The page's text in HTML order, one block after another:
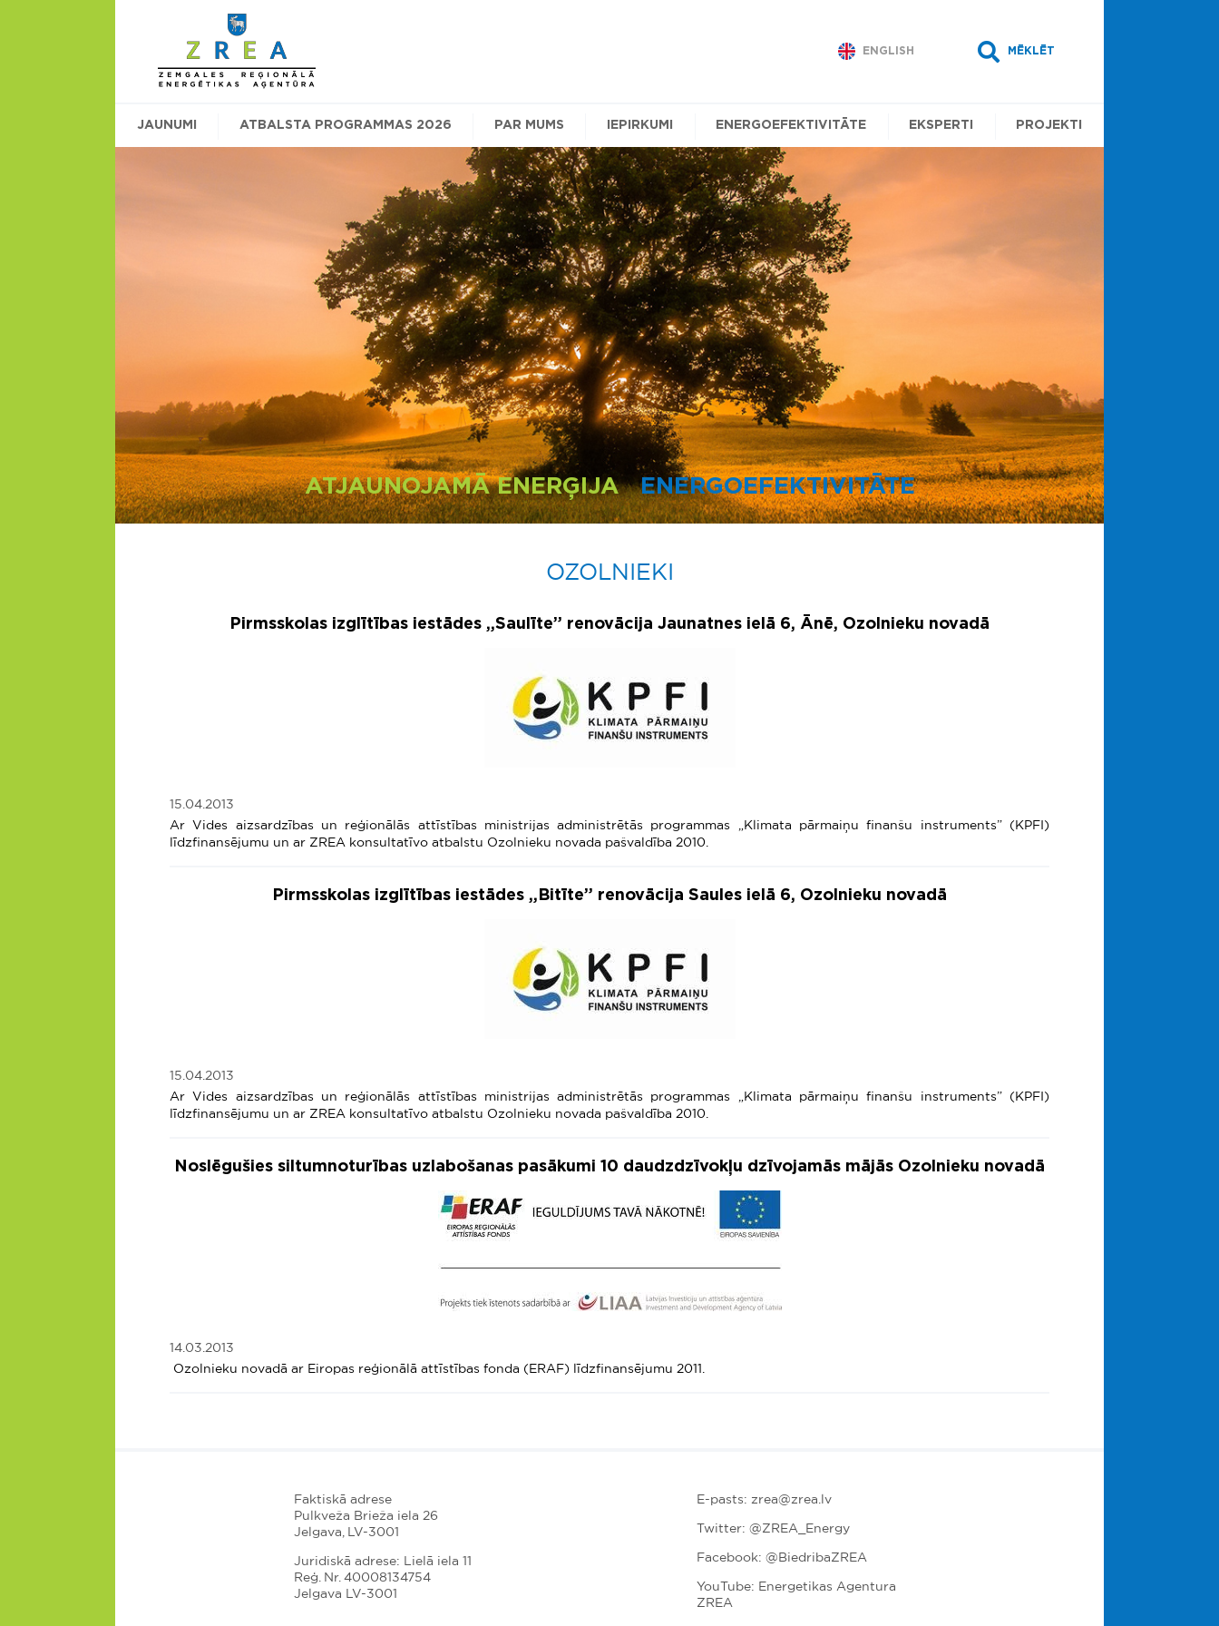
ENGLISH MĒKLĒT
JAUNUMI ATBALSTA PROGRAMMAS 2026 PAR MUMS IEPIRKUMI ENERGOEFEKTIVITĀTE EKSPERTI PROJEKTI
ATJAUNOJAMĀ ENERĢIJA ENERGOEFEKTIVITĀTE
OZOLNIEKI
Pirmsskolas izglītības iestādes „Saulīte” renovācija Jaunatnes ielā 6, Ānē, Ozolnieku novadā
15.04.2013
Ar Vides aizsardzības un reģionālās attīstības ministrijas administrētās programmas „Klimata pārmaiņu finanšu instruments” (KPFI)
līdzfinansējumu un ar ZREA konsultatīvo atbalstu Ozolnieku novada pašvaldība 2010.
Pirmsskolas izglītības iestādes „Bitīte” renovācija Saules ielā 6, Ozolnieku novadā
15.04.2013
Ar Vides aizsardzības un reģionālās attīstības ministrijas administrētās programmas „Klimata pārmaiņu finanšu instruments” (KPFI)
līdzfinansējumu un ar ZREA konsultatīvo atbalstu Ozolnieku novada pašvaldība 2010.
Noslēgušies siltumnoturības uzlabošanas pasākumi 10 daudzdzīvokļu dzīvojamās mājās Ozolnieku novadā
14.03.2013
Ozolnieku novadā ar Eiropas reģionālā attīstības fonda (ERAF) līdzfinansējumu 2011.
Faktiskā adrese
Pulkveža Brieža iela 26
Jelgava, LV-3001
Juridiskā adrese: Lielā iela 11
Reģ. Nr. 40008134754
Jelgava LV-3001
E-pasts: zrea@zrea.lv
Twitter: @ZREA_Energy
Facebook: @BiedribaZREA
YouTube: Energetikas Agentura
ZREA